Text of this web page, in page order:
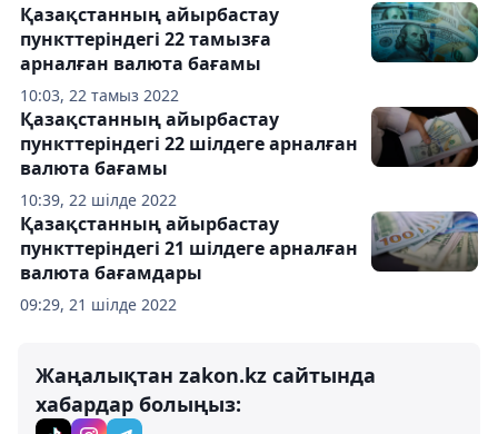
10:03, 22 тамыз 2022
Қазақстанның айырбастау
пункттеріндегі 22 тамызға
арналған валюта бағамы
10:39, 22 шілде 2022
Қазақстанның айырбастау
пункттеріндегі 22 шілдеге арналған
валюта бағамы
09:29, 21 шілде 2022
Қазақстанның айырбастау
пункттеріндегі 21 шілдеге арналған
валюта бағамдары
Жаңалықтан zakon.kz сайтында
хабардар болыңыз: